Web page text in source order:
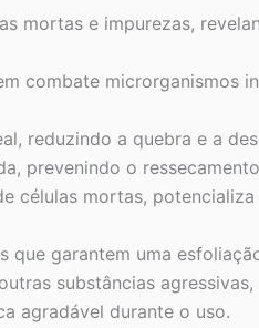
mortas e impurezas,
combate microrganismos
reduzindo a quebra e a
prevenindo o
células mortas,
que garantem uma
substâncias
agradável durante o uso.